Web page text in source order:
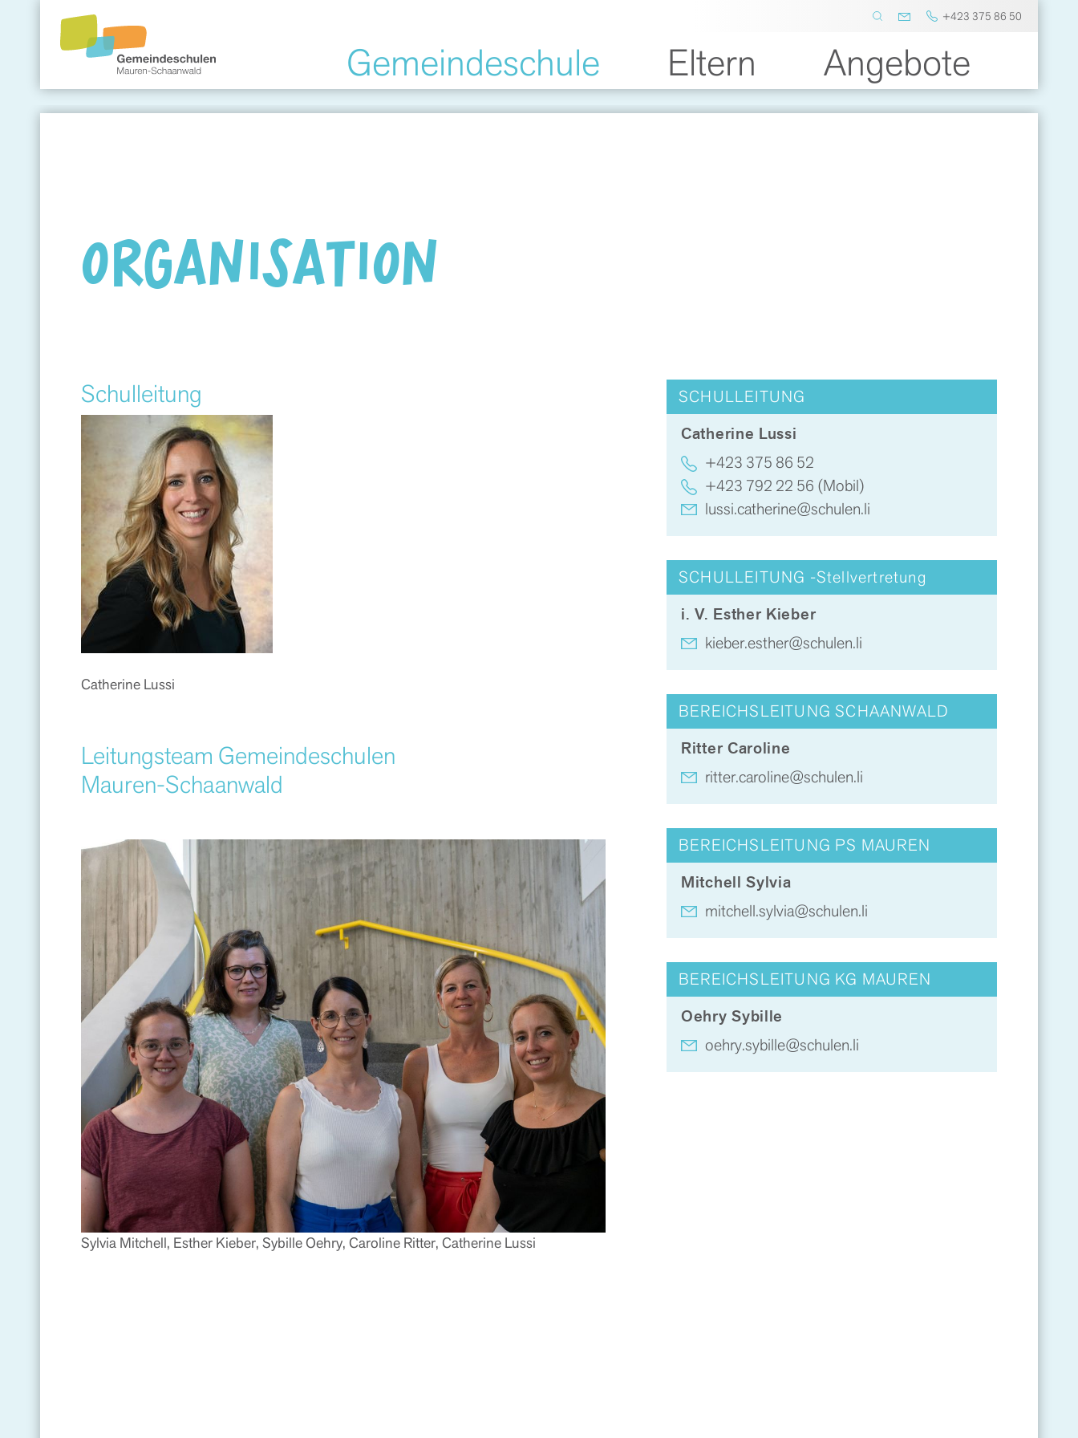
+423 375 86 50
Gemeindeschule Eltern Angebote
Gemeindeschule
ORGANISATION
Schulleitung
Catherine Lussi
Leitungsteam Gemeindeschulen
Mauren-Schaanwald
Sylvia Mitchell, Esther Kieber, Sybille Oehry, Caroline Ritter, Catherine Lussi
SCHULLEITUNG
Catherine Lussi
+423 375 86 52
+423 792 22 56 (Mobil)
lussi.catherine@schulen.li
SCHULLEITUNG -Stellvertretung
i. V. Esther Kieber
kieber.esther@schulen.li
BEREICHSLEITUNG SCHAANWALD
Ritter Caroline
ritter.caroline@schulen.li
BEREICHSLEITUNG PS MAUREN
Mitchell Sylvia
mitchell.sylvia@schulen.li
BEREICHSLEITUNG KG MAUREN
Oehry Sybille
oehry.sybille@schulen.li